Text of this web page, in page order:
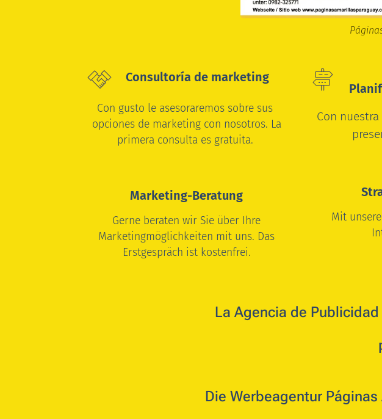
Consultoría de marketing
Con gusto le asesoraremos sobre sus
opciones de marketing con nosotros. La
primera consulta es gratuita.
Marketing-Beratung
Gerne beraten wir Sie über Ihre
Marketingmöglichkeiten mit uns. Das
Erstgespräch ist kostenfrei.
Con
Mit
La Agencia de
Die Werbeagentur